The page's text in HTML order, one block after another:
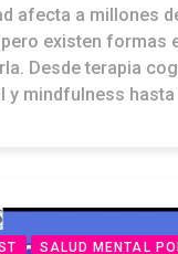
afecta a millones
existen formas
Desde terapia
y mindfulness
SALUD MENTAL